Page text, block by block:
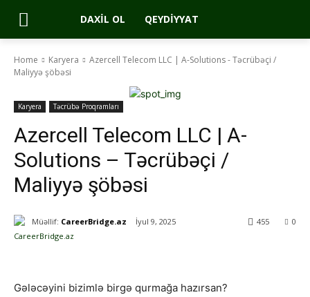
DAXIL OL QEYDIYYAT
Home Karyera
Azercell Telecom LLC | A-Solutions - Təcrübəçi /
Maliyyə şöbəsi
Karyera Təcrübə Proqramları
Azercell Telecom LLC | A-
Solutions – Təcrübəçi /
Maliyyə şöbəsi
Müəllif: CareerBridge.az İyul 9, 2025 0
455
Gələcəyini bizimlə birgə qurmağa hazırsan?